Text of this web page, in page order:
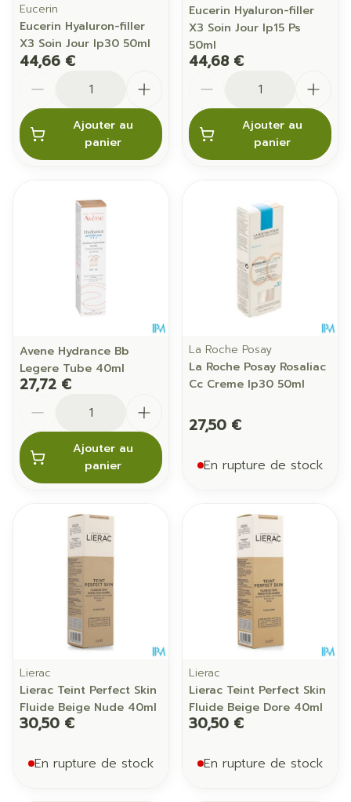
Eucerin
Eucerin Hyaluron-filler
X3 Soin Jour Ip30 50ml
44,66 €
Ajouter au
panier
Eucerin Hyaluron-filler
X3 Soin Jour Ip15 Ps
50ml
44,68 €
Ajouter au
panier
Avene Hydrance Bb
Legere Tube 40ml
27,72 €
Ajouter au
panier
La Roche Posay
La Roche Posay Rosaliac
Cc Creme Ip30 50ml
27,50 €
En rupture de stock
Lierac
Lierac Teint Perfect Skin
Fluide Beige Nude 40ml
30,50 €
En rupture de stock
Lierac
Lierac Teint Perfect Skin
Fluide Beige Dore 40ml
30,50 €
En rupture de stock